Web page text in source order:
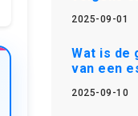
2025-09-01
Wat is de
van een
2025-09-10